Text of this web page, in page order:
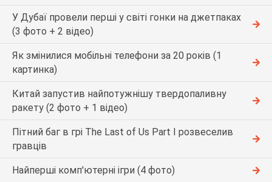
У Дубаї провели перші у світі гонки на джетпаках
(3 фото + 2 відео)
Як змінилися мобільні телефони за 20 років (1
картинка)
Китай запустив найпотужнішу твердопаливну
ракету (2 фото + 1 відео)
Пітний баг в грі The Last of Us Part I розвеселив
гравців
Найперші комп'ютерні ігри (4 фото)